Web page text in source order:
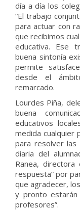
día a día los
“El trabajo
para actuar con
que recibimos
educativa. Ese
buena sintonía
permite
desde el
remarcado.
Lourdes Piña,
buena
educativos
medida cualquier
para resolver las
diaria del
Ranea,
respuesta” por
que agradecer,
y pronto
profesores”.